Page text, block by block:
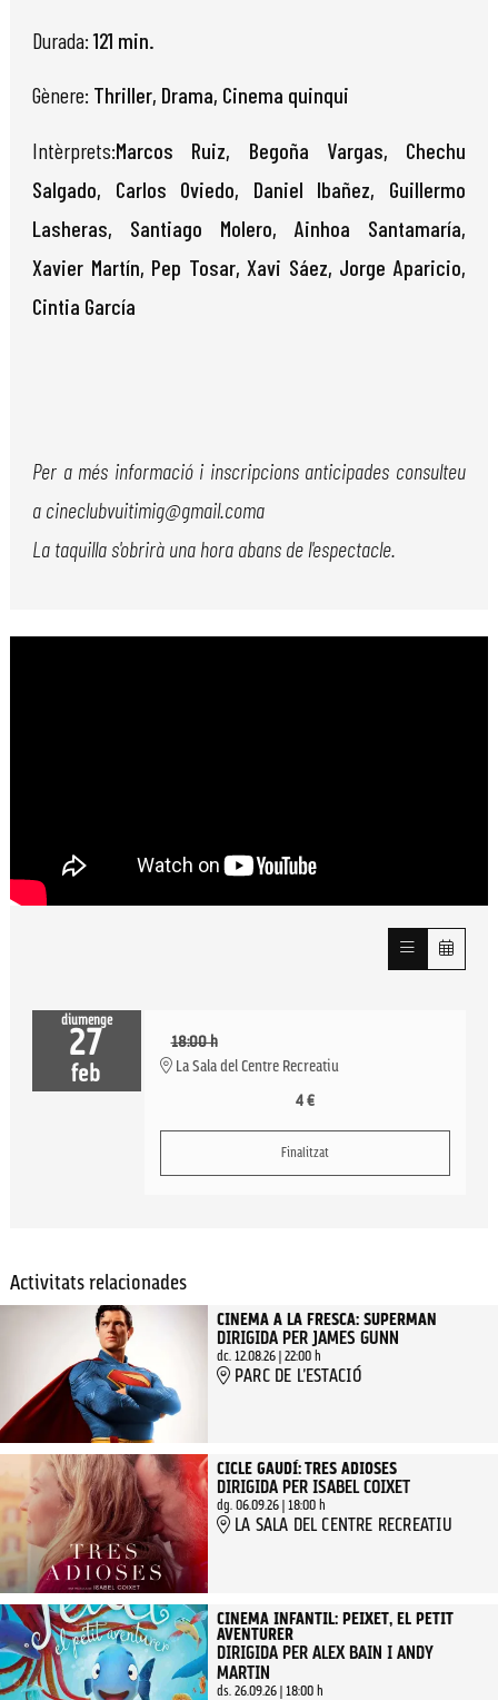
Durada:121 min.
Gènere: Thriller, Drama, Cinema quinqui
Intèrprets:Marcos Ruiz, Begoña Vargas, Chechu
Salgado, Carlos Oviedo, Daniel Ibañez, Guillermo
Lasheras, Santiago Molero, Ainhoa Santamaría,
Xavier Martín, Pep Tosar, Xavi Sáez, Jorge Aparicio,
Cintia García
Per a més informació i inscripcions anticipades consulteu
a cineclubvuitimig@gmail.coma
La taquilla s'obrirà una hora abans de l'espectacle.
diumenge
27
feb
18:00 h
La Sala del Centre Recreatiu
4 €
Finalitzat
Activitats relacionades
CINEMA A LA FRESCA: SUPERMAN
DIRIGIDA PER JAMES GUNN
dc. 12.08.26| 22:00 h
PARC DE L'ESTACIÓ
CICLE GAUDÍ: TRES ADIOSES
DIRIGIDA PER ISABEL COIXET
dg. 06.09.26| 18:00 h
LA SALA DEL CENTRE RECREATIU
CINEMA INFANTIL: PEIXET, EL PETIT
AVENTURER
DIRIGIDA PER ALEX BAIN I ANDY
MARTIN
ds. 26.09.26| 18:00 h